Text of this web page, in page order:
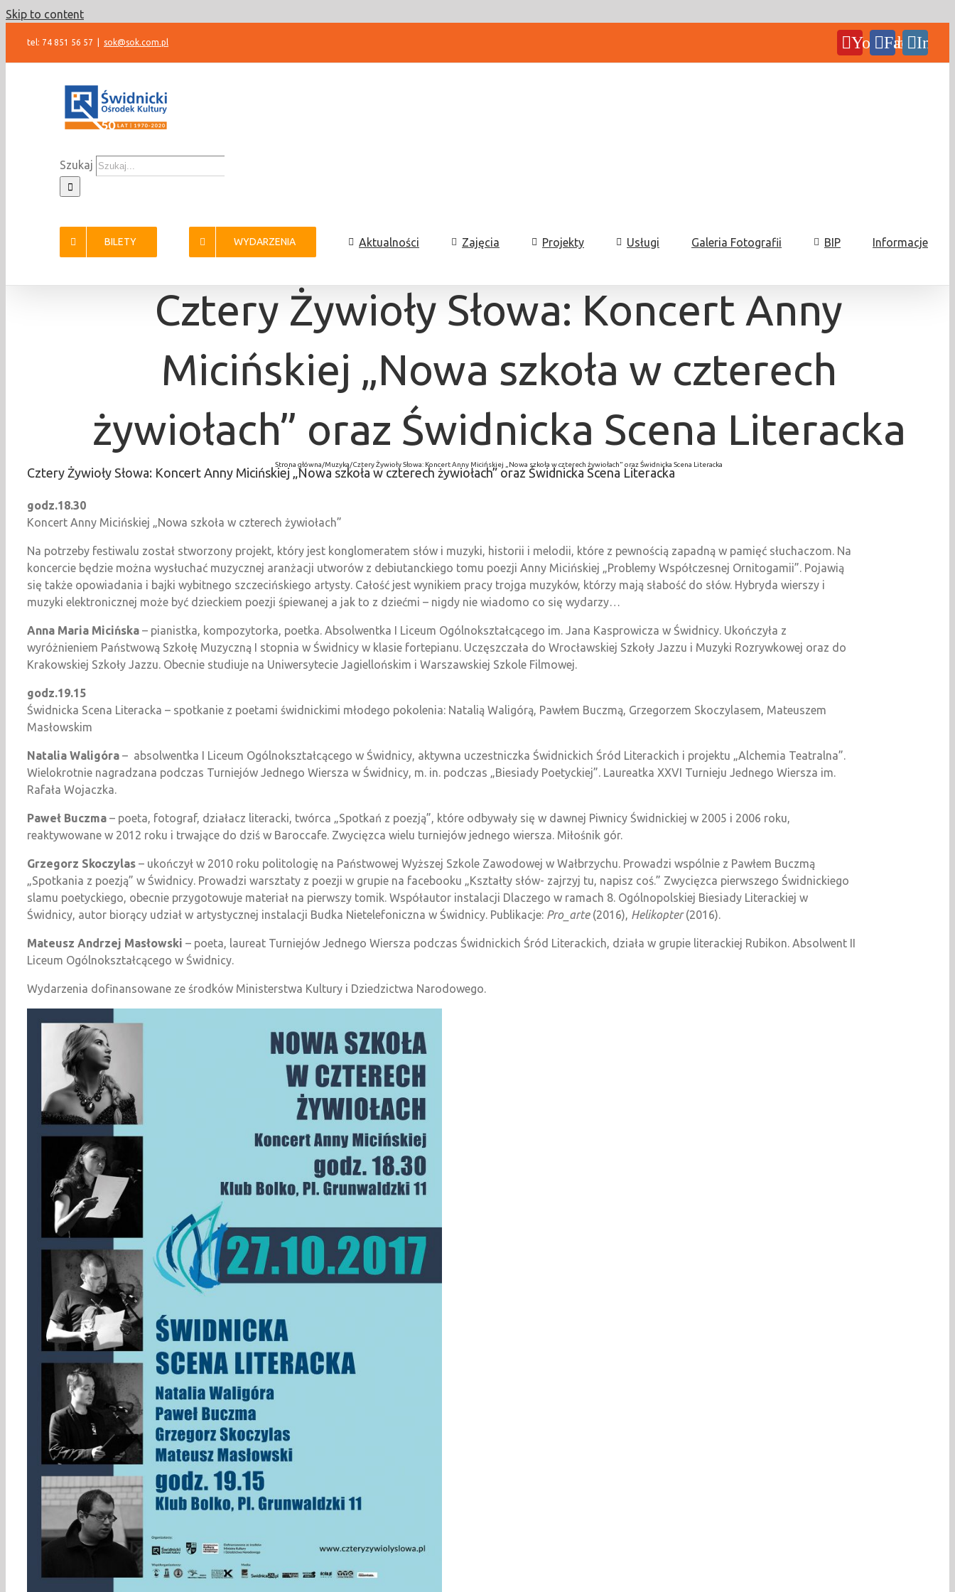
Skip to content
tel: 74 851 56 57 sok@sok.com.pl YouTubeFacebook
Szukaj
BILETY WYDARZENIA Aktualności Zajęcia Projekty Usługi Galeria Fotografii BIP Informacje
Cztery Żywioły Słowa: Koncert Anny
Micińskiej „Nowa szkoła w czterech
żywiołach” oraz Świdnicka Scena Literacka
Strona główna/Muzyka/Cztery Żywioły Słowa: Koncert Anny Micińskiej „Nowa szkoła w czterech żywiołach” oraz Świdnicka Scena Literacka
Cztery Żywioły Słowa: Koncert Anny Micińskiej „Nowa szkoła w czterech żywiołach” oraz Świdnicka Scena Literacka
godz.18.30
Koncert Anny Micińskiej „Nowa szkoła w czterech żywiołach”
Na potrzeby festiwalu został stworzony projekt, który jest konglomeratem słów i muzyki, historii i melodii, które z pewnością zapadną w pamięć słuchaczom. Na
koncercie będzie można wysłuchać muzycznej aranżacji utworów z debiutanckiego tomu poezji Anny Micińskiej „Problemy Współczesnej Ornitogamii”. Pojawią
się także opowiadania i bajki wybitnego szczecińskiego artysty. Całość jest wynikiem pracy trojga muzyków, którzy mają słabość do słów. Hybryda wierszy i
muzyki elektronicznej może być dzieckiem poezji śpiewanej a jak to z dziećmi – nigdy nie wiadomo co się wydarzy…
Anna Maria Micińska – pianistka, kompozytorka, poetka. Absolwentka I Liceum Ogólnokształcącego im. Jana Kasprowicza w Świdnicy. Ukończyła z
wyróżnieniem Państwową Szkołę Muzyczną I stopnia w Świdnicy w klasie fortepianu. Uczęszczała do Wrocławskiej Szkoły Jazzu i Muzyki Rozrywkowej oraz do
Krakowskiej Szkoły Jazzu. Obecnie studiuje na Uniwersytecie Jagiellońskim i Warszawskiej Szkole Filmowej.
godz.19.15
Świdnicka Scena Literacka – spotkanie z poetami świdnickimi młodego pokolenia: Natalią Waligórą, Pawłem Buczmą, Grzegorzem Skoczylasem, Mateuszem
Masłowskim
Natalia Waligóra – absolwentka I Liceum Ogólnokształcącego w Świdnicy, aktywna uczestniczka Świdnickich Śród Literackich i projektu „Alchemia Teatralna”.
Wielokrotnie nagradzana podczas Turniejów Jednego Wiersza w Świdnicy, m. in. podczas „Biesiady Poetyckiej”. Laureatka XXVI Turnieju Jednego Wiersza im.
Rafała Wojaczka.
Paweł Buczma – poeta, fotograf, działacz literacki, twórca „Spotkań z poezją”, które odbywały się w dawnej Piwnicy Świdnickiej w 2005 i 2006 roku,
reaktywowane w 2012 roku i trwające do dziś w Baroccafe. Zwycięzca wielu turniejów jednego wiersza. Miłośnik gór.
Grzegorz Skoczylas – ukończył w 2010 roku politologię na Państwowej Wyższej Szkole Zawodowej w Wałbrzychu. Prowadzi wspólnie z Pawłem Buczmą
„Spotkania z poezją” w Świdnicy. Prowadzi warsztaty z poezji w grupie na facebooku „Kształty słów- zajrzyj tu, napisz coś.” Zwycięzca pierwszego Świdnickiego
slamu poetyckiego, obecnie przygotowuje materiał na pierwszy tomik. Współautor instalacji Dlaczego w ramach 8. Ogólnopolskiej Biesiady Literackiej w
Świdnicy, autor biorący udział w artystycznej instalacji Budka Nietelefoniczna w Świdnicy. Publikacje: Pro_arte(2016), Helikopter(2016).
Mateusz Andrzej Masłowski – poeta, laureat Turniejów Jednego Wiersza podczas Świdnickich Śród Literackich, działa w grupie literackiej Rubikon. Absolwent II
Liceum Ogólnokształcącego w Świdnicy.
Wydarzenia dofinansowane ze środków Ministerstwa Kultury i Dziedzictwa Narodowego.